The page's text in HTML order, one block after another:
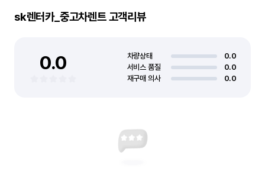
sk렌터카_중고차렌트고객리뷰
0.0 차량상태
0.0
서비스 품질
0.0
재구매 의사
0.0